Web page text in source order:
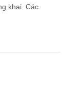
khai. Các